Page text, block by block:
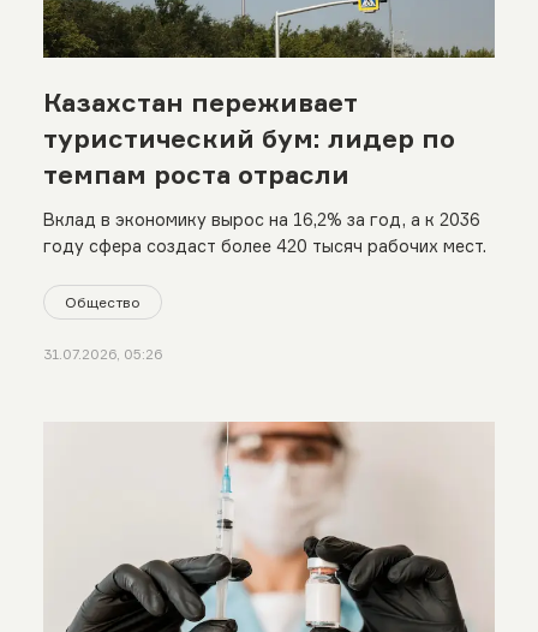
Казахстан переживает
туристический бум: лидер по
темпам роста отрасли
Вклад в экономику вырос на 16,2% за год, а к 2036
году сфера создаст более 420 тысяч рабочих мест.
Общество
31.07.2026, 05:26